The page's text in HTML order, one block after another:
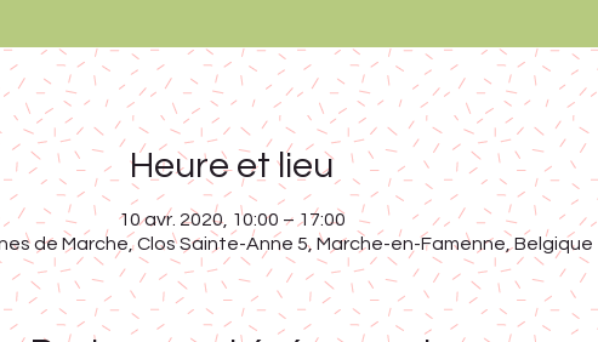
Heure et lieu
10 avr. 2020, 10:00 – 17:00
de Marche, Clos Sainte-Anne 5, Marche-en-Famenne, Belgique